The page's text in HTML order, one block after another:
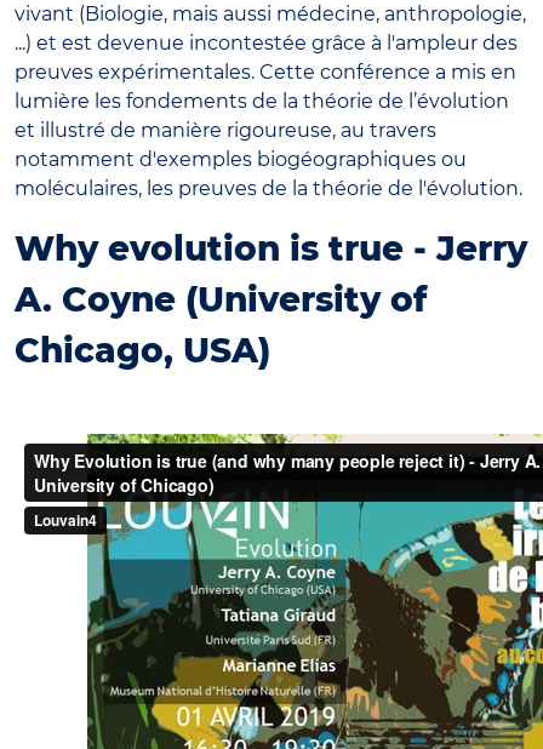
vivant (Biologie, mais aussi médecine, anthropologie,
...) et est devenue incontestée grâce à l'ampleur des
preuves expérimentales. Cette conférence a mis en
lumière les fondements de la théorie de l’évolution
et illustré de manière rigoureuse, au travers
notamment d'exemples biogéographiques ou
moléculaires, les preuves de la théorie de l'évolution.
Why evolution is true - Jerry
A. Coyne (University of
Chicago, USA)